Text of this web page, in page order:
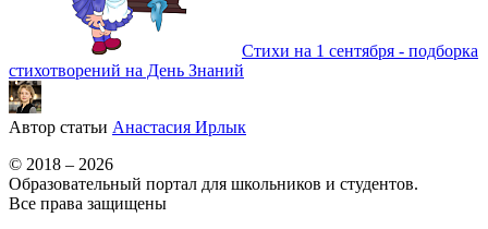
Стихи на 1 сентября - подборка
стихотворений на День Знаний
Автор статьи Анастасия Ирлык
© 2018 – 2026
Образовательный портал для школьников и студентов.
Все права защищены